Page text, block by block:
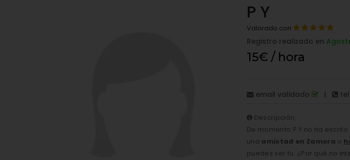
P Y
Valorado con
Registro realizado en
15€ / hora
email validado |
Descripción:
De momento P Y no ha
una amistad en Zamora o
puedes ser tu. ¿Por qué no